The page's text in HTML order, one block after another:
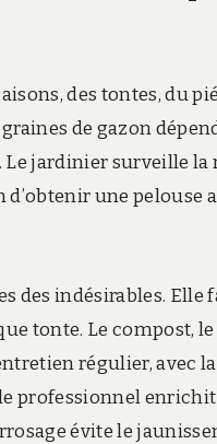
des tontes, du
de gazon
jardinier surveille la
une pelouse
des indésirables. Elle
tonte. Le compost,
régulier, avec
professionnel
évite le